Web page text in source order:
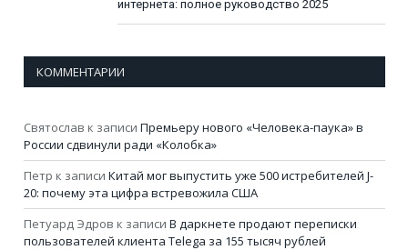
интернета: полное руководство 2025
КОММЕНТАРИИ
Святослав к записи Премьеру нового «Человека-паука» в
России сдвинули ради «Колобка»
Петр к записи Китай мог выпустить уже 500 истребителей J-
20: почему эта цифра встревожила США
Петуард Эдров к записи В даркнете продают переписки
пользователей клиента Telega за 155 тысяч рублей